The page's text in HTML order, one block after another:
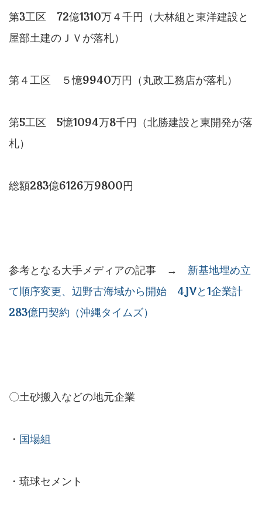
第3工区 72億1310万４千円（大林組と東洋建設と
屋部土建のＪＶが落札）
第４工区 ５憶9940万円（丸政工務店が落札）
第5工区 5憶1094万8千円（北勝建設と東開発が落
札）
総額283億6126万9800円
参考となる大手メディアの記事 → 新基地埋め立
て順序変更、辺野古海域から開始 4JVと1企業計
283億円契約（沖縄タイムズ）
〇土砂搬入などの地元企業
・ 国場組
・琉球セメント